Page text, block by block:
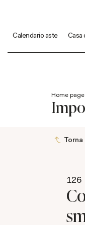
Calendario aste Casa
Home page
126